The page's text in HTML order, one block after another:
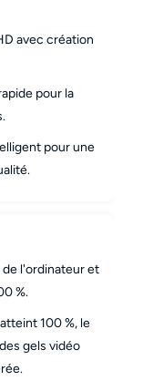
avec création
pour la
pour une
de l'ordinateur et
%.
100 %, le
gels vidéo